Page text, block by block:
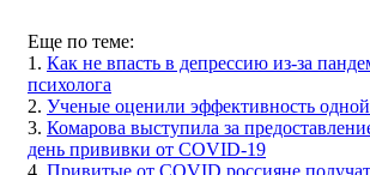
Еще по теме:
1. Как не впасть в депрессию из-за
психолога
2. Ученые оценили эффективность
3. Комарова выступила за
день прививки от COVID-19
4. Привитые от COVID россияне